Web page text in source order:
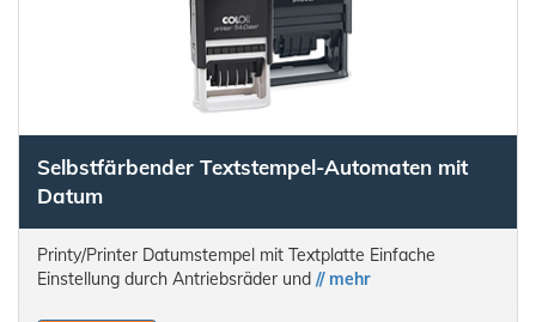
Selbstfärbender Textstempel-Automaten mit
Datum
Printy/Printer Datumstempel mit Textplatte Einfache
Einstellung durch Antriebsräder und // mehr